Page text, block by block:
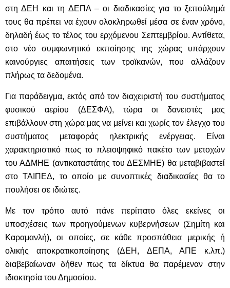
στη ΔΕΗ και τη ΔΕΠΑ – οι διαδικασίες για το ξεπούλημά
τους θα πρέπει να έχουν ολοκληρωθεί μέσα σε έναν χρόνο,
δηλαδή έως το τέλος του ερχόμενου Σεπτεμβρίου. Αντίθετα,
στο νέο συμφωνητικό εκποίησης της χώρας υπάρχουν
καινούργιες απαιτήσεις των τροϊκανών, που αλλάζουν
πλήρως τα δεδομένα.
Για παράδειγμα, εκτός από τον διαχειριστή του συστήματος
φυσικού αερίου (ΔΕΣΦΑ), τώρα οι δανειστές μας
επιβάλλουν στη χώρα μας να μείνει και χωρίς τον έλεγχο του
συστήματος μεταφοράς ηλεκτρικής ενέργειας. Είναι
χαρακτηριστικό πως το πλειοψηφικό πακέτο των μετοχών
του ΑΔΜΗΕ (αντικαταστάτης του ΔΕΣΜΗΕ) θα μεταβιβαστεί
στο ΤΑΙΠΕΔ, το οποίο με συνοπτικές διαδικασίες θα το
πουλήσει σε ιδιώτες.
Με τον τρόπο αυτό πάνε περίπατο όλες εκείνες οι
υποσχέσεις των προηγούμενων κυβερνήσεων (Σημίτη και
Καραμανλή), οι οποίες, σε κάθε προσπάθεια μερικής ή
ολικής αποκρατικοποίησης (ΔΕΗ, ΔΕΠΑ, ΑΠΕ κ.λπ.)
διαβεβαίωναν δήθεν πως τα δίκτυα θα παρέμεναν στην
ιδιοκτησία του Δημοσίου.